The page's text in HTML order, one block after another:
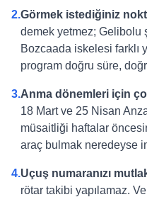
2.Görmek istediğiniz
demek yetmez; Gelibolu
Bozcaada iskelesi farklı
program doğru süre,
3.Anma dönemleri için
18 Mart ve 25 Nisan
müsaitliği haftalar
araç bulmak neredeyse
4.Uçuş numaranızı
rötar takibi yapılamaz.